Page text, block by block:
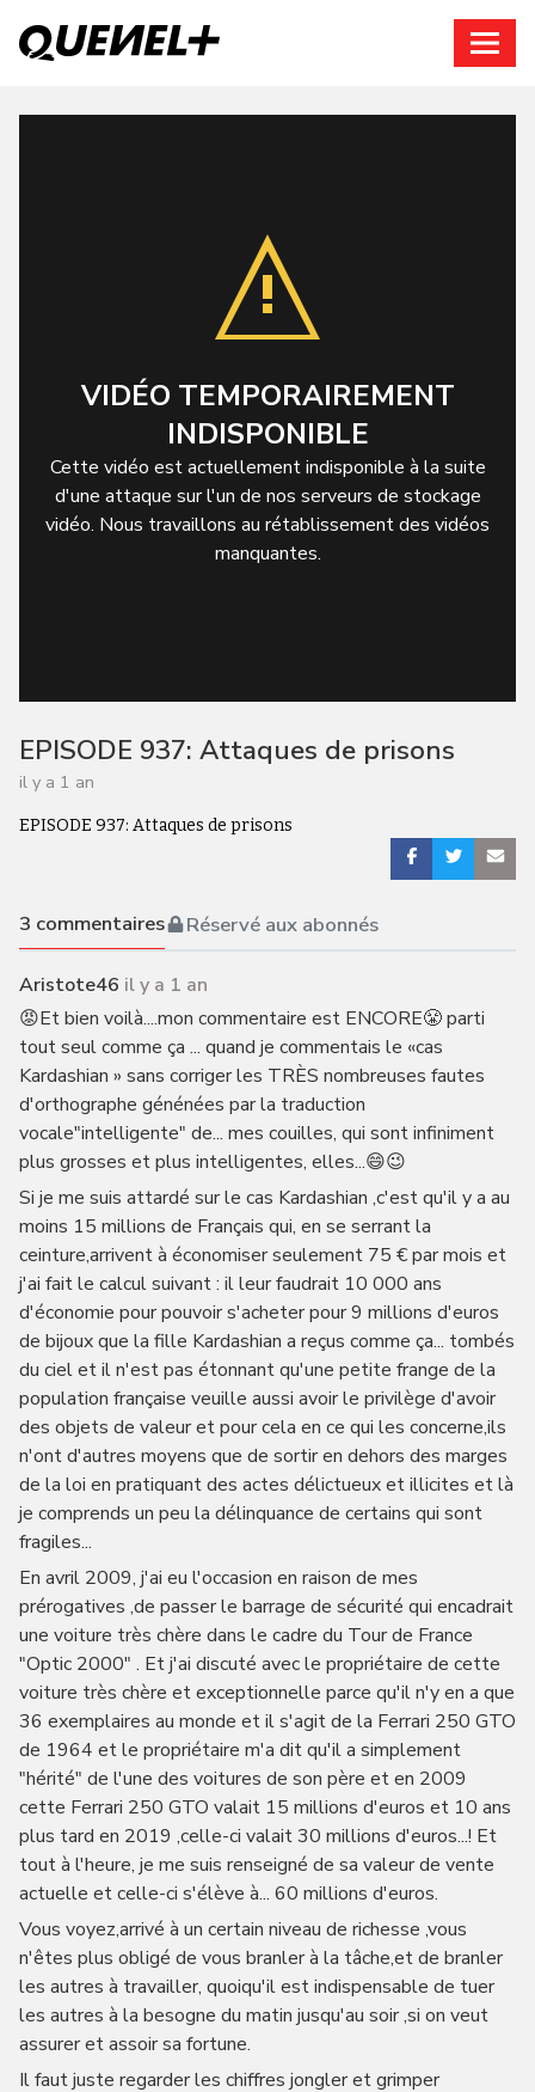
VIDÉO TEMPORAIREMENT
INDISPONIBLE
Cette vidéo est actuellement indisponible à la suite
d'une attaque sur l'un de nos serveurs de stockage
vidéo. Nous travaillons au rétablissement des vidéos
manquantes.
EPISODE 937: Attaques de prisons
il y a 1 an
EPISODE 937: Attaques de prisons
3 commentaires Réservé aux abonnés
Aristote46 il y a 1 an
😡Et bien voilà....mon commentaire est ENCORE😤 parti
tout seul comme ça ... quand je commentais le «cas
Kardashian » sans corriger les TRÈS nombreuses fautes
d'orthographe génénées par la traduction
vocale"intelligente" de... mes couilles, qui sont infiniment
plus grosses et plus intelligentes, elles...😄😉
Si je me suis attardé sur le cas Kardashian ,c'est qu'il y a au
moins 15 millions de Français qui, en se serrant la
ceinture,arrivent à économiser seulement 75 € par mois et
j'ai fait le calcul suivant : il leur faudrait 10 000 ans
d'économie pour pouvoir s'acheter pour 9 millions d'euros
de bijoux que la fille Kardashian a reçus comme ça... tombés
du ciel et il n'est pas étonnant qu'une petite frange de la
population française veuille aussi avoir le privilège d'avoir
des objets de valeur et pour cela en ce qui les concerne,ils
n'ont d'autres moyens que de sortir en dehors des marges
de la loi en pratiquant des actes délictueux et illicites et là
je comprends un peu la délinquance de certains qui sont
fragiles...
En avril 2009, j'ai eu l'occasion en raison de mes
prérogatives ,de passer le barrage de sécurité qui encadrait
une voiture très chère dans le cadre du Tour de France
"Optic 2000" . Et j'ai discuté avec le propriétaire de cette
voiture très chère et exceptionnelle parce qu'il n'y en a que
36 exemplaires au monde et il s'agit de la Ferrari 250 GTO
de 1964 et le propriétaire m'a dit qu'il a simplement
"hérité" de l'une des voitures de son père et en 2009
cette Ferrari 250 GTO valait 15 millions d'euros et 10 ans
plus tard en 2019 ,celle-ci valait 30 millions d'euros...! Et
tout à l'heure, je me suis renseigné de sa valeur de vente
actuelle et celle-ci s'élève à... 60 millions d'euros.
Vous voyez,arrivé à un certain niveau de richesse ,vous
n'êtes plus obligé de vous branler à la tâche,et de branler
les autres à travailler, quoiqu'il est indispensable de tuer
les autres à la besogne du matin jusqu'au soir ,si on veut
assurer et assoir sa fortune.
Il faut juste regarder les chiffres jongler et grimper